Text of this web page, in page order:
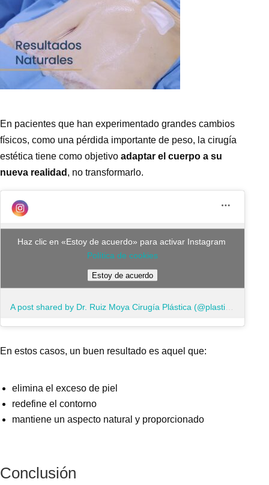
En pacientes que han experimentado grandes cambios
físicos, como una pérdida importante de peso, la cirugía
estética tiene como objetivo adaptar el cuerpo a su
nueva realidad , no transformarlo.
Haz clic en «Estoy de acuerdo» para activar Instagram
Política de cookies
Estoy de acuerdo
En estos casos, un buen resultado es aquel que:
elimina el exceso de piel
redefine el contorno
mantiene un aspecto natural y proporcionado
Conclusión